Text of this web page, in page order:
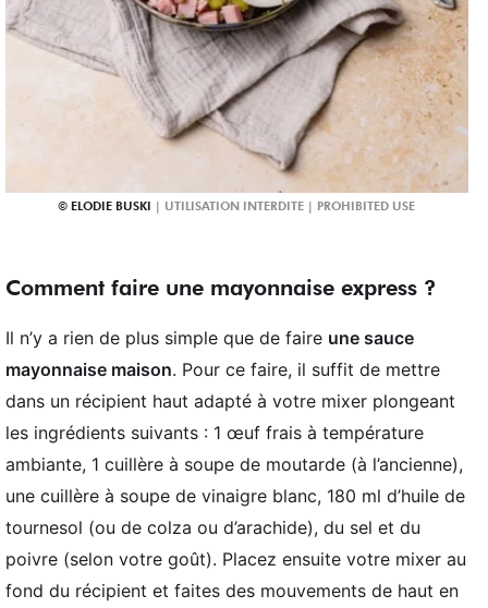
ELODIE BUSKI
Comment faire une mayonnaise express ?
Il n’y a rien de plus simple que de faire une sauce
mayonnaise maison. Pour ce faire, il suffit de mettre
dans un récipient haut adapté à votre mixer plongeant
les ingrédients suivants : 1 œuf frais à température
ambiante, 1 cuillère à soupe de moutarde (à l’ancienne),
une cuillère à soupe de vinaigre blanc, 180 ml d’huile de
tournesol (ou de colza ou d’arachide), du sel et du
poivre (selon votre goût). Placez ensuite votre mixer au
fond du récipient et faites des mouvements de haut en